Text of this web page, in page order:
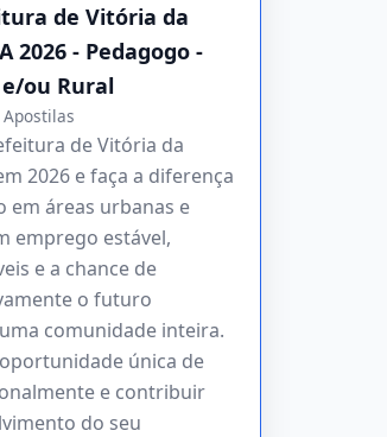
de Vitória da
2026 - Pedagogo -
ou Rural
de Vitória da
2026 e faça a diferença
em áreas urbanas e
emprego estável,
e a chance de
o futuro
comunidade inteira.
única de
e contribuir
do seu